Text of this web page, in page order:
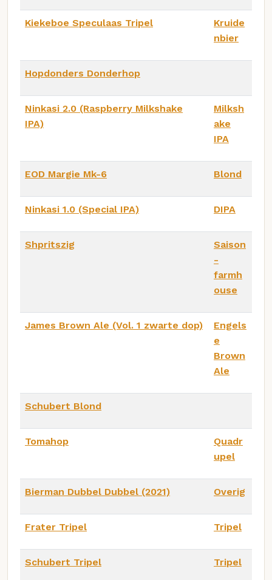
Kiekeboe Speculaas Tripel
Kruide
nbier
Hopdonders Donderhop
Ninkasi 2.0 (Raspberry Milkshake
IPA)
Milksh
ake
IPA
EOD Margie Mk-6 Blond
Ninkasi 1.0 (Special IPA) DIPA
Shpritszig
Saison
-
farmh
ouse
James Brown Ale (Vol. 1 zwarte dop)
Engels
e
Brown
Ale
Schubert Blond
Tomahop
Quadr
upel
Bierman Dubbel Dubbel (2021) Overig
Frater Tripel Tripel
Schubert Tripel Tripel